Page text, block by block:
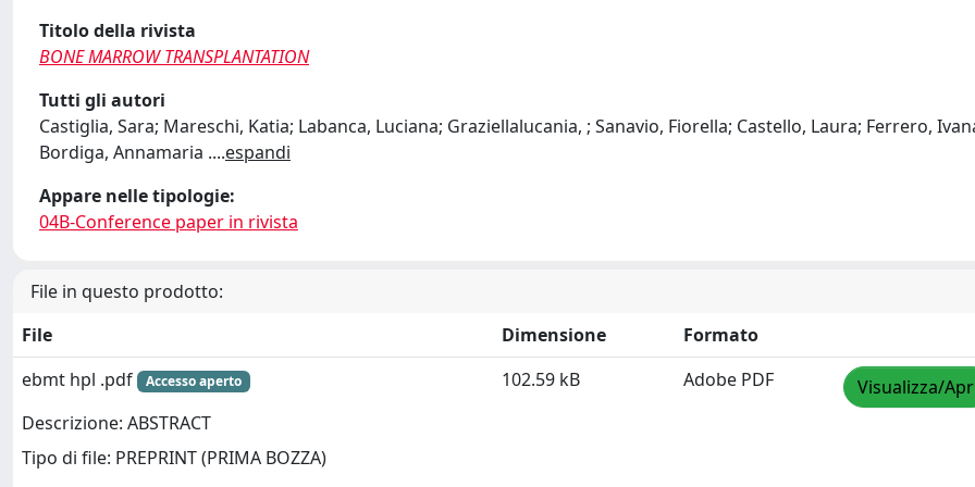
Titolo della rivista
BONE MARROW TRANSPLANTATION
Tutti gli autori
Castiglia, Sara; Mareschi, Katia; Labanca, Luciana; Graziellalucania, ; Sanavio, Fiorella; Castello, Laura; Ferrero,
Bordiga, Annamaria ....espandi
Appare nelle tipologie:
04B-Conference paper in rivista
File in questo prodotto:
File
Dimensione
Formato
ebmt hpl .pdf
Accesso aperto
Descrizione: ABSTRACT
Tipo di file: PREPRINT (PRIMA BOZZA)
102.59 kB Adobe PDF Visualizza/